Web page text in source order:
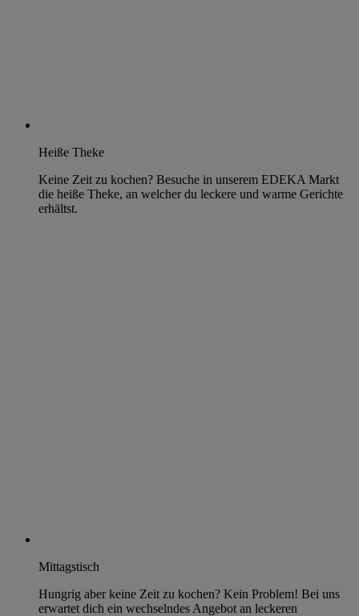
Heiße Theke
Keine Zeit zu kochen? Besuche in unserem EDEKA Markt
die heiße Theke, an welcher du leckere und warme Gerichte
erhältst.
Mittagstisch
Hungrig aber keine Zeit zu kochen? Kein Problem! Bei uns
erwartet dich ein wechselndes Angebot an leckeren